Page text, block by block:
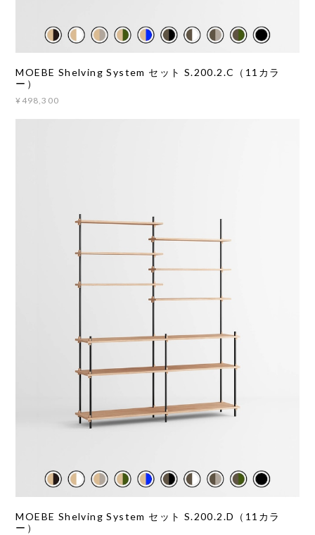
MOEBE Shelving System セット S.200.2.C（11カラ
ー）
¥498,300
MOEBE Shelving System セット S.200.2.D（11カラ
ー）